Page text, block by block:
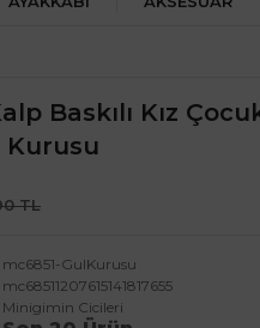
Baskılı Kız
Kurusu
TL
mc6851-GulKurusu
mc68511207615141817655
Minigimin Cicileri